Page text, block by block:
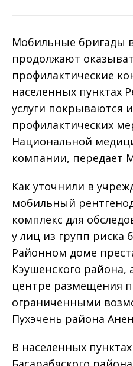
Мобильные бригады
продолжают
профилактические
населенных пунктах
услуги покрываются
профилактических
Национальной
компании, передает
Как уточнили в
мобильный
комплекс для
у лиц из групп риска
Районном доме
Кэушенского
центре размещения
ограниченными
Пухэчень района
В населенных